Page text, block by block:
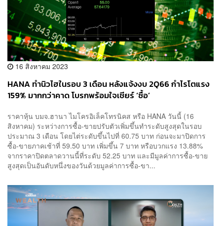
16 สิงหาคม 2023
HANA ทำนิวไฮในรอบ 3 เดือน หลังแจ้งงบ 2Q66 กำไรโตแรง
159% มากกว่าคาด โบรกพร้อมใจเชียร์ ‘ซื้อ’
ราคาหุ้น บมจ.ฮานา ไมโครอิเล็คโทรนิคส หรือ HANA วันนี้ (16
สิงหาคม) ระหว่างการซื้อ-ขายปรับตัวเพิ่มขึ้นทำระดับสูงสุดในรอบ
ประมาณ 3 เดือน โดยไต่ระดับขึ้นไปที่ 60.75 บาท ก่อนจะมาปิดการ
ซื้อ-ขายภาคเช้าที่ 59.50 บาท เพิ่มขึ้น 7 บาท หรือบวกแรง 13.88%
จากราคาปิดตลาดวานนี้ที่ระดับ 52.25 บาท และมีมูลค่าการซื้อ-ขาย
สูงสุดเป็นอันดับหนึ่งของวันด้วยมูลค่าการซื้อ-ขา...